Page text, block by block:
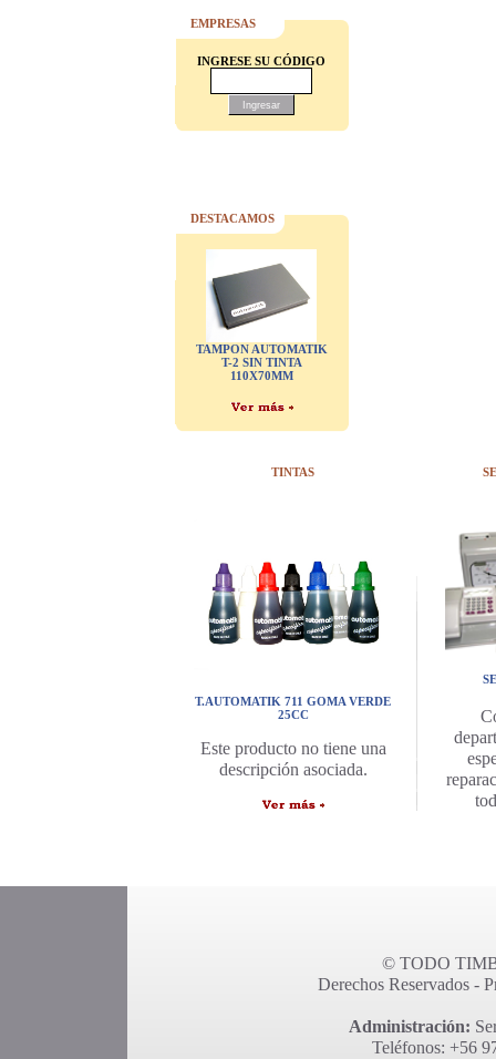
EMPRESAS
INGRESE SU CÓDIGO
DESTACAMOS
TAMPON AUTOMATIK
T-2 SIN TINTA
110X70MM
TINTAS
T.AUTOMATIK 711 GOMA VERDE
25CC
Este producto no tiene una
descripción asociada.
© TODO
Derechos Reservados -
Administración:
Teléfonos: +56